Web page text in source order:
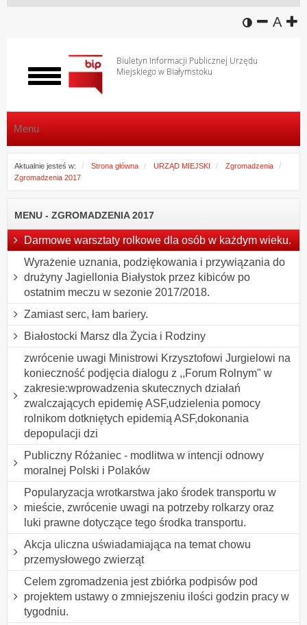
wersja
A
Biuletyn Informacji Publicznej Urzędu
Miejskiego w Białymstoku
Włącz
menu
Menu
Aktualnie jesteś w: Strona główna URZĄD MIEJSKI
Zgromadzenia
Zgromadzenia 2017
MENU - ZGROMADZENIA 2017
Darmowe warsztaty rolkowe dla osób w każdym wieku.
Wyrażenie uznania, podziękowania i przywiązania do
drużyny Jagiellonia Białystok przez kibiców po
ostatnim meczu w sezonie 2017/2018.
Zamiast serc, łam bariery.
Białostocki Marsz dla Życia i Rodziny
zwrócenie uwagi Ministrowi Krzysztofowi Jurgielowi na
konieczność podjęcia dialogu z ,,Forum Rolnym" w
zakresie:wprowadzenia skutecznych działań
zwalczających epidemię ASF,udzielenia pomocy
rolnikom dotkniętych epidemią ASF,dokonania
depopulacji dzi
Publiczny Różaniec - modlitwa w intencji odnowy
moralnej Polski i Polaków
Popularyzacja wrotkarstwa jako środek transportu w
mieście, zwrócenie uwagi na potrzeby rolkarzy oraz
luki prawne dotyczące tego środka transportu.
Akcja uliczna uświadamiająca na temat chowu
przemysłowego zwierząt
Celem zgromadzenia jest zbiórka podpisów pod
projektem ustawy o zmniejszeniu ilości godzin pracy w
tygodniu.